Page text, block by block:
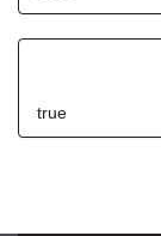
true